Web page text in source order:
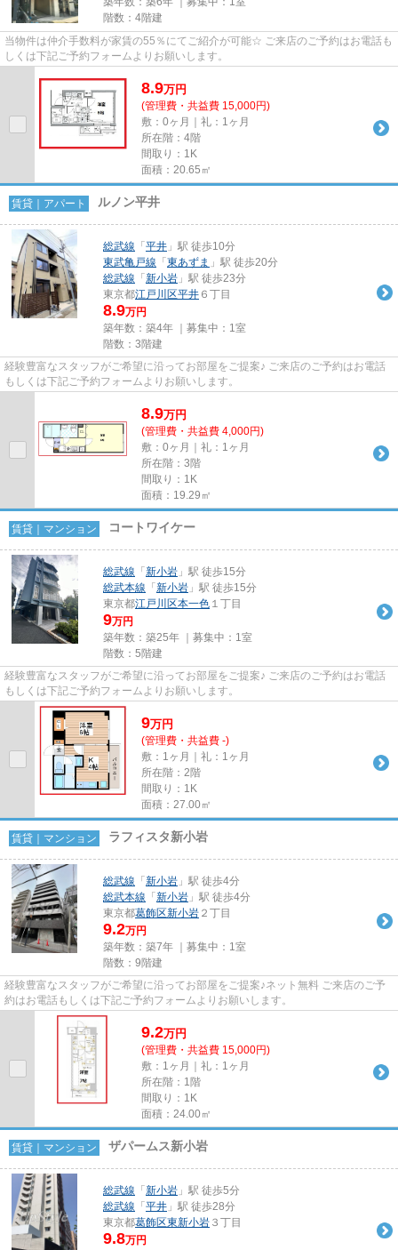
階数：4階建
当物件は仲介手数料が家賃の55％にてご紹介が可能☆ ご来店のご予約はお電話も
しくは下記ご予約フォームよりお願いします。
8.9万円
(管理費・共益費 15,000円)
敷：0ヶ月｜礼：1ヶ月
所在階：4階
間取り：1K
面積：20.65㎡
賃貸｜アパート ルノン平井
総武線 「 平井 」駅 徒歩10分
東武亀戸線 「 東あずま 」駅 徒歩20分
総武線 「 新小岩 」駅 徒歩23分
東京都江戸川区平井 ６丁目
8.9万円
築年数：築4年 ｜募集中： 1室
階数：3階建
経験豊富なスタッフがご希望に沿ってお部屋をご提案♪ ご来店のご予約はお電話
もしくは下記ご予約フォームよりお願いします。
8.9万円
(管理費・共益費 4,000円)
敷：0ヶ月｜礼：1ヶ月
所在階：3階
間取り：1K
面積：19.29㎡
賃貸｜マンション コートワイケー
総武線 「 新小岩 」駅 徒歩15分
総武本線 「 新小岩 」駅 徒歩15分
東京都江戸川区本一色 １丁目
9万円
築年数：築25年 ｜募集中： 1室
階数：5階建
経験豊富なスタッフがご希望に沿ってお部屋をご提案♪ ご来店のご予約はお電話
もしくは下記ご予約フォームよりお願いします。
9万円
(管理費・共益費 -)
敷：1ヶ月｜礼：1ヶ月
所在階：2階
間取り：1K
面積：27.00㎡
賃貸｜マンション ラフィスタ新小岩
総武線 「 新小岩 」駅 徒歩4分
総武本線 「 新小岩 」駅 徒歩4分
東京都葛飾区新小岩 ２丁目
9.2万円
築年数：築7年 ｜募集中： 1室
階数：9階建
経験豊富なスタッフがご希望に沿ってお部屋をご提案♪ネット無料 ご来店のご予
約はお電話もしくは下記ご予約フォームよりお願いします。
9.2万円
(管理費・共益費 15,000円)
敷：1ヶ月｜礼：1ヶ月
所在階：1階
間取り：1K
面積：24.00㎡
賃貸｜マンション ザパームス新小岩
総武線 「 新小岩 」駅 徒歩5分
総武線 「 平井 」駅 徒歩28分
東京都葛飾区東新小岩 ３丁目
9.8万円